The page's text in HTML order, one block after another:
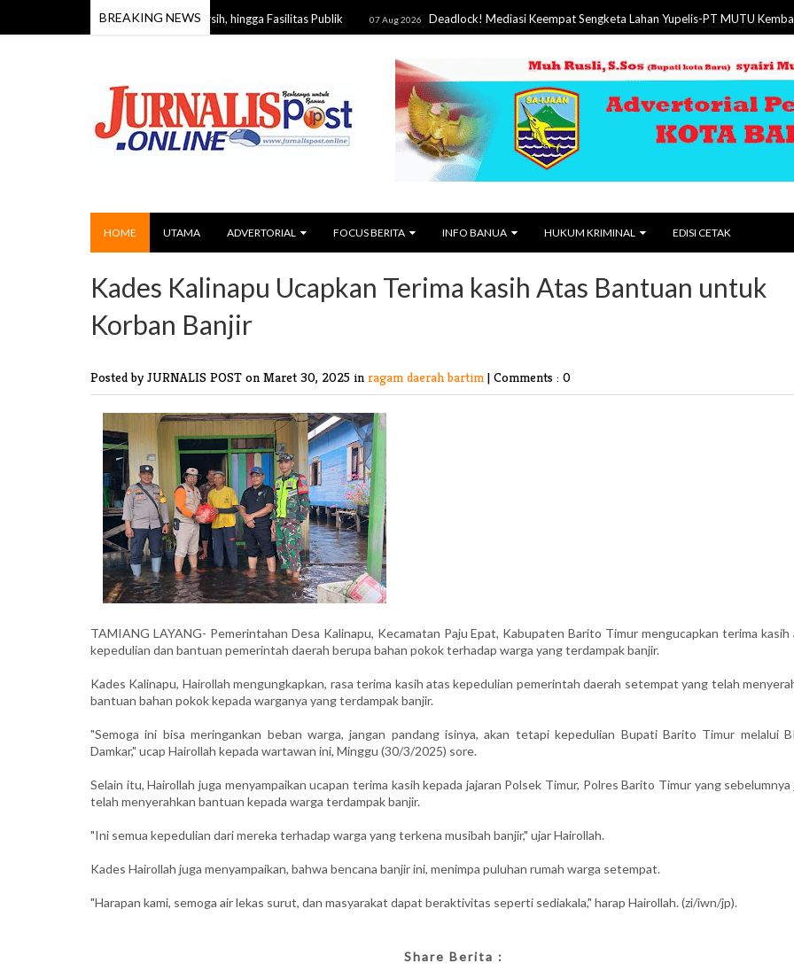
BREAKING NEWS
Jalan Rusak, Air Bersih, hingga Fasilitas Publik 07 Aug 2026 Deadlock! Mediasi Keempat Sengketa Lahan Yupelis-PT MUTU Kembali Gagal
HOME UTAMA ADVERTORIAL FOCUS BERITA INFO BANUA HUKUM KRIMINAL EDISI CETAK
Kades Kalinapu Ucapkan Terima kasih Atas Bantuan untuk
Korban Banjir
Posted by JURNALIS POST on Maret 30, 2025 in ragam daerah bartim | Comments : 0
TAMIANG LAYANG- Pemerintahan Desa Kalinapu, Kecamatan Paju Epat, Kabupaten Barito Timur mengucapkan terima kasih
kepedulian dan bantuan pemerintah daerah berupa bahan pokok terhadap warga yang terdampak banjir.
Kades Kalinapu, Hairollah mengungkapkan, rasa terima kasih atas kepedulian pemerintah daerah setempat yang telah
bantuan bahan pokok kepada warganya yang terdampak banjir.
"Semoga ini bisa meringankan beban warga, jangan pandang isinya, akan tetapi kepedulian Bupati Barito Timur melalui
Damkar," ucap Hairollah kepada wartawan ini, Minggu (30/3/2025) sore.
Selain itu, Hairollah juga menyampaikan ucapan terima kasih kepada jajaran Polsek Timur, Polres Barito Timur yang sebelumnya
telah menyerahkan bantuan kepada warga terdampak banjir.
"Ini semua kepedulian dari mereka terhadap warga yang terkena musibah banjir," ujar Hairollah.
Kades Hairollah juga menyampaikan, bahwa bencana banjir ini, menimpa puluhan rumah warga setempat.
"Harapan kami, semoga air lekas surut, dan masyarakat dapat beraktivitas seperti sediakala," harap Hairollah. (zi/iwn/jp).
Share Berita :